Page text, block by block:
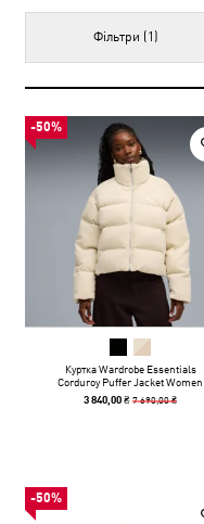
Фільтри (1)
-50%
Куртка Wardrobe Essentials
Corduroy Puffer Jacket Women
3 840,00 ₴7 690,00 ₴
-50%